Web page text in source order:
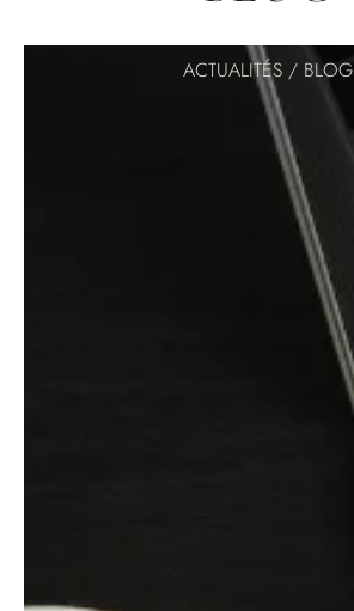
ACTUALITÉS / BLOG